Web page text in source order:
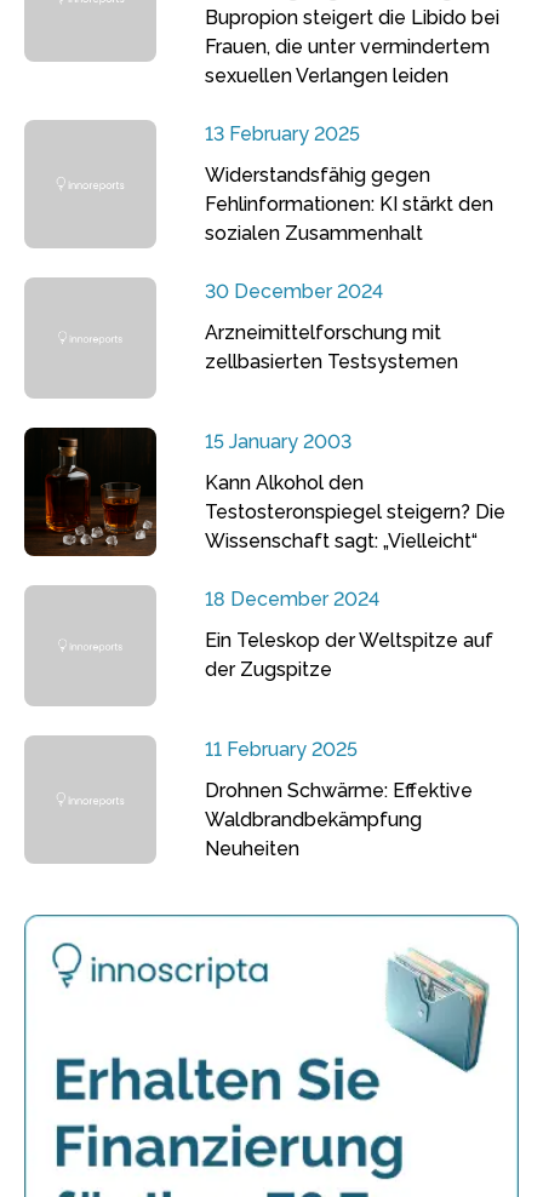
Bupropion steigert die Libido bei
Frauen, die unter vermindertem
sexuellen Verlangen leiden
13 February 2025
Widerstandsfähig gegen
Fehlinformationen: KI stärkt den
sozialen Zusammenhalt
30 December 2024
Arzneimittelforschung mit
zellbasierten Testsystemen
15 January 2003
Kann Alkohol den
Testosteronspiegel steigern? Die
Wissenschaft sagt: „Vielleicht“
18 December 2024
Ein Teleskop der Weltspitze auf
der Zugspitze
11 February 2025
Drohnen Schwärme: Effektive
Waldbrandbekämpfung
Neuheiten